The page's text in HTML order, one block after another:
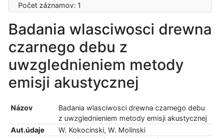
Počet záznamov: 1
Badania wlasciwosci drewna
czarnego debu z
uwzglednieniem metody
emisji akustycznej
Názov
Badania wlasciwosci drewna czarnego debu
z uwzglednieniem metody emisji akustycznej
Aut.údaje
W. Kokocinski, W. Molinski